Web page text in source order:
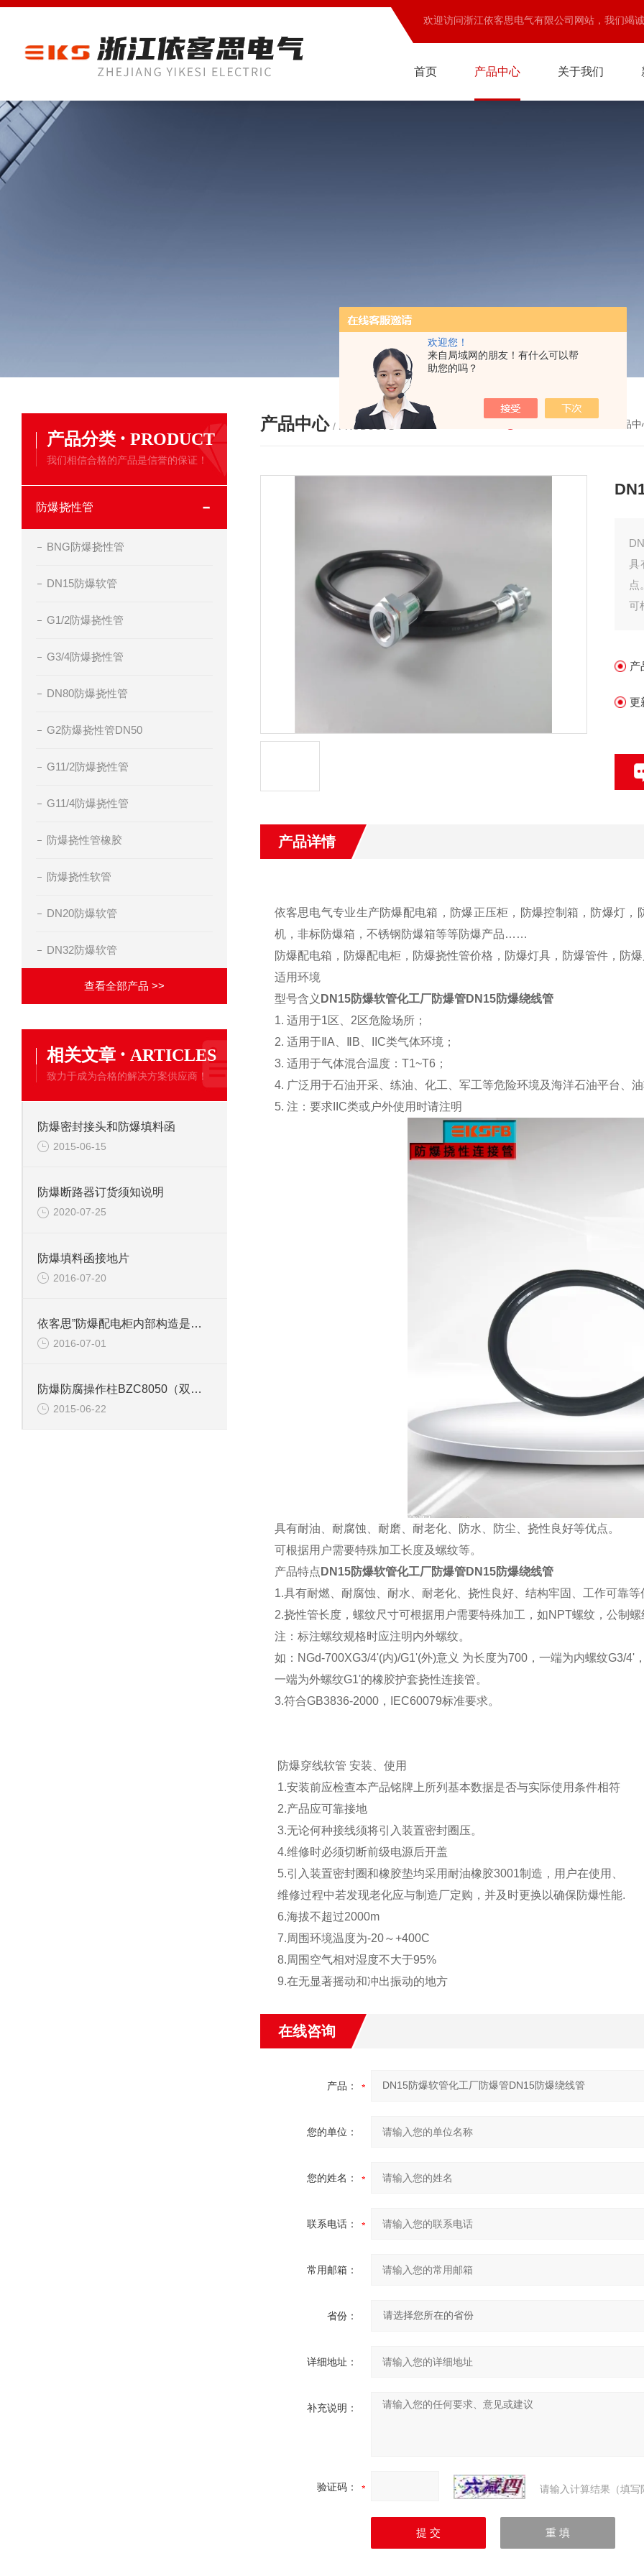
欢迎您！
来自局域网的朋友！有什么可以帮
助您的吗？
欢迎访问浙江依客思电气有限公司网站，我们竭
首页 产品中心 关于我们
产品分类 · PRODUCT
我们相信合格的产品是信誉的保证！
防爆挠性管
BNG防爆挠性管
DN15防爆软管
G1/2防爆挠性管
G3/4防爆挠性管
DN80防爆挠性管
G2防爆挠性管DN50
G11/2防爆挠性管
G11/4防爆挠性管
防爆挠性管橡胶
防爆挠性软管
DN20防爆软管
DN32防爆软管
查看全部产品 >>
相关文章 · ARTICLES
致力于成为合格的解决方案供应商！
防爆密封接头和防爆填料函
2015-06-15
防爆断路器订货须知说明
2020-07-25
防爆填料函接地片
2016-07-20
依客思”防爆配电柜内部构造是怎样的“？
2016-07-01
防爆防腐操作柱BZC8050（双联开关）抗腐蚀性气体
2015-06-22
产品中心 / PRODUCTS 产品
具
点
可
产
更
产品详情
依客思电气专业生产防爆配电箱，防爆正压柜，防爆控制箱，防爆灯
机，非标防爆箱，不锈钢防爆箱等等防爆产品……
防爆配电箱，防爆配电柜，防爆挠性管价格，防爆灯具，防爆管件，防
适用环境
型号含义 DN15防爆软管化工厂防爆管DN15防爆绕线管
1. 适用于1区、2区危险场所；
2. 适用于ⅡA、ⅡB、IIC类气体环境；
3. 适用于气体混合温度：T1~T6；
4. 广泛用于石油开采、练油、化工、军工等危险环境及海洋石油平台、
5. 注：要求IIC类或户外使用时请注明
具有耐油、耐腐蚀、耐磨、耐老化、防水、防尘、挠性良好等优点。
可根据用户需要特殊加工长度及螺纹等。
产品特点 DN15防爆软管化工厂防爆管DN15防爆绕线管
1.具有耐燃、耐腐蚀、耐水、耐老化、挠性良好、结构牢固、工作可靠等
2.挠性管长度，螺纹尺寸可根据用户需要特殊加工，如NPT螺纹，公制螺
注：标注螺纹规格时应注明内外螺纹。
如：NGd-700XG3/4'(内)/G1'(外)意义 为长度为700，一端为内螺纹G3/4'
一端为外螺纹G1'的橡胶护套挠性连接管。
3.符合GB3836-2000，IEC60079标准要求。
防爆穿线软管 安装、使用
1.安装前应检查本产品铭牌上所列基本数据是否与实际使用条件相符
2.产品应可靠接地
3.无论何种接线须将引入装置密封圈压。
4.维修时必须切断前级电源后开盖
5.引入装置密封圈和橡胶垫均采用耐油橡胶3001制造，用户在使用、
维修过程中若发现老化应与制造厂定购，并及时更换以确保防爆性能.
6.海拔不超过2000m
7.周围环境温度为-20～+400C
8.周围空气相对湿度不大于95%
9.在无显著摇动和冲出振动的地方
在线咨询
产品：
您的单位：
您的姓名：
联系电话：
常用邮箱：
省份：
详细地址：
补充说明：
验证码： 请输入计算结果（填